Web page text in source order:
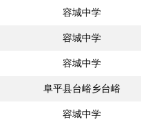
容城中学
容城中学
容城中学
阜平县台峪乡台峪
小学
容城中学